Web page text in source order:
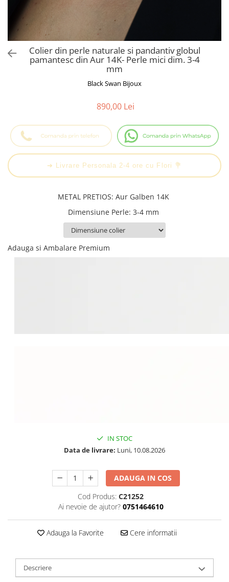
Cadouri pentru Absolvire
Cadou Educatoare / Invatatoare /
Profesoare
Cadouri Cupluri
Cercei din aur
Bijuterii Profesii
Bijuterii Pasiuni & Hobby
Bijuterii Tematice Sport
Bijuterii cu mesaj Motivational
Bijuterii personalizate cu poza
Colier din perle naturale si pandantiv globul
pamantesc din Aur 14K- Perle mici dim. 3-4
mm
Black Swan Bijoux
890,00 Lei
➔ Livrare Personala 2-4 ore cu Flori 💐
METAL PRETIOS: Aur Galben 14K
Dimensiune Perle: 3-4 mm
Adauga si Ambalare Premium
IN STOC
Data de livrare: Luni, 10.08.2026
ADAUGA IN COS
Cod Produs: C21252
Ai nevoie de ajutor? 0751464610
Adauga la Favorite Cere informatii
Descriere